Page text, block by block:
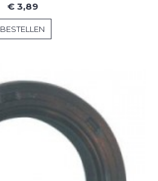
€ 3,89
BESTELLEN